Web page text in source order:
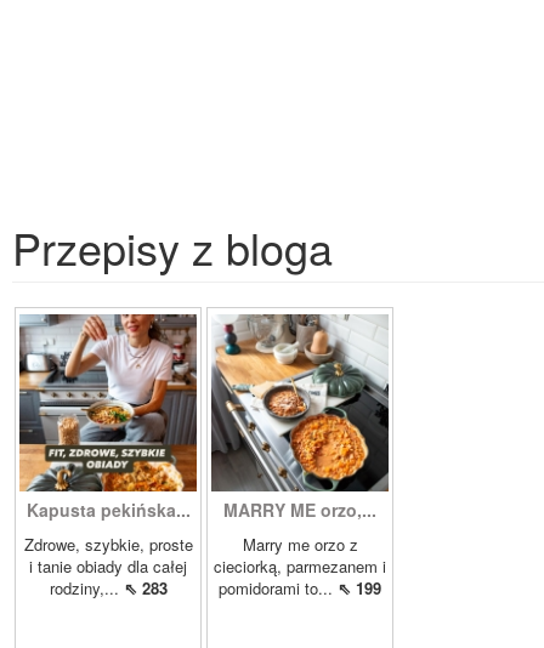
Przepisy z bloga
Kapusta pekińska...
Zdrowe, szybkie, proste
i tanie obiady dla całej
rodziny,... ⇖ 283
MARRY ME orzo,...
Marry me orzo z
cieciorką, parmezanem i
pomidorami to... ⇖ 199